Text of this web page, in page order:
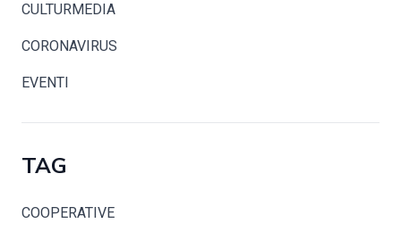
CULTURMEDIA
CORONAVIRUS
EVENTI
TAG
COOPERATIVE